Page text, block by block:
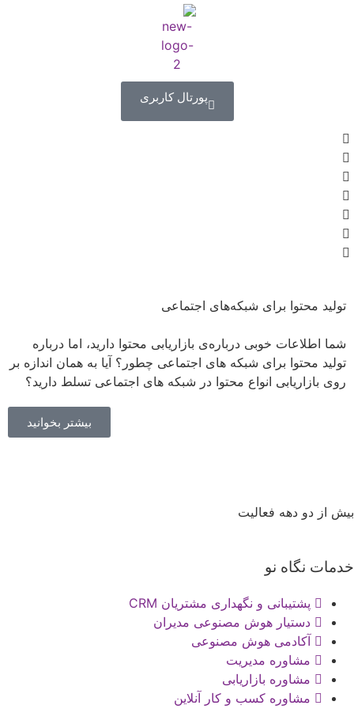
پورتال کاربری
تولید محتوا برای شبکه‌های اجتماعی
شما اطلاعات خوبی درباره‌ی بازاریابی محتوا دارید، اما درباره‌
تولید محتوا برای شبکه های اجتماعی چطور؟ آیا به همان اندازه بر
روی بازاریابی انواع محتوا در شبکه‌ های اجتماعی تسلط دارید؟
بیشتر بخوانید
بیش از دو دهه فعالیت
خدمات نگاه نو
پشتیبانی و نگهداری مشتریان CRM
دستیار هوش مصنوعی مدیران
آکادمی هوش مصنوعی
مشاوره مدیریت
مشاوره بازاریابی
مشاوره کسب و کار آنلاین